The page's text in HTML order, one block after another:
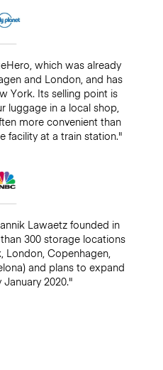
which was already
and London, and has
York. Its selling point is
luggage in a local shop,
more convenient than
facility at a train station."
Lawaetz founded in
300 storage locations
London, Copenhagen,
and plans to expand
2020."